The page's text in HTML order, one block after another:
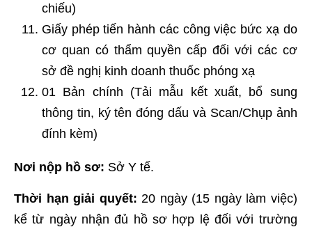
chiếu)
Giấy phép tiến hành các công việc bức xạ do
cơ quan có thẩm quyền cấp đối với các cơ
sở đề nghị kinh doanh thuốc phóng xạ
01 Bản chính (Tải mẫu kết xuất, bổ sung
thông tin, ký tên đóng dấu và Scan/Chụp ảnh
đính kèm)
Nơi nộp hồ sơ: Sở Y tế.
Thời hạn giải quyết: 20 ngày (15 ngày làm việc)
kể từ ngày nhận đủ hồ sơ hợp lệ đối với trường